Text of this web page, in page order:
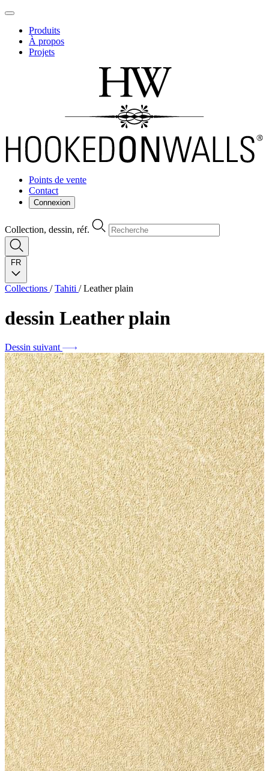
Produits
À propos
Projets
Points de vente
Contact
Connexion
Collection, dessin, réf.
FR
Collections / Tahiti / Leather plain
dessin Leather plain
Dessin suivant